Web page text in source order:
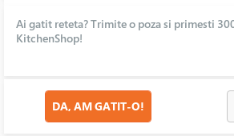
Ai gatit reteta? Trimite o poza si primesti
KitchenShop!
DA, AM GATIT-O!